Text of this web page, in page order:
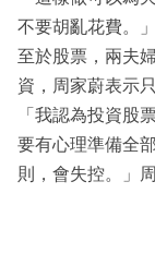
不要胡亂花費。」
至於股票，兩夫
資，周家蔚表示
「我認為投資股
要有心理準備全
則，會失控。」